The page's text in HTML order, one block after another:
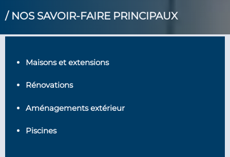
/ NOS SAVOIR-FAIRE PRINCIPAUX
Maisons et extensions
Rénovations
Aménagements extérieur
Piscines